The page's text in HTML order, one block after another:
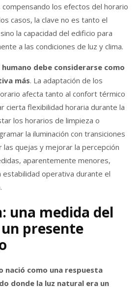
los efectos del horario
casos, la clave no es tanto el
la capacidad del edificio para
a las condiciones de luz y clima.
debe considerarse como
más. La adaptación de los
afecta tanto al confort térmico
cierta flexibilidad horaria durante la
los horarios de limpieza o
la iluminación con transiciones
las quejas y mejorar la percepción
aparentemente menores,
estabilidad operativa durante el
una medida del
presente
nació como una respuesta
donde la luz natural era un